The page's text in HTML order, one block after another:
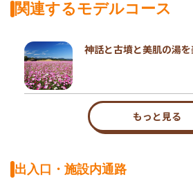
関連するモデルコース
神話と古墳と美肌の湯
もっと見る
出入口・施設内通路